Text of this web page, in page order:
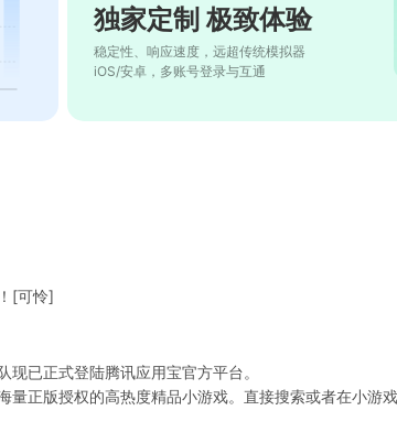
独家定制 极致体验
稳定性、响应速度，远超传统模拟器
iOS/安卓，多账号登录与互通
[可怜]
已正式登陆腾讯应用宝官方平台。
量正版授权的高热度精品小游戏。直接搜索或者在小游